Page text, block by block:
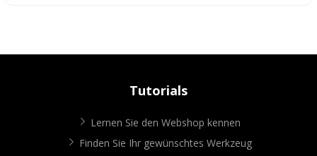
Tutorials
Lernen Sie den Webshop kennen
Finden Sie Ihr gewünschtes Werkzeug